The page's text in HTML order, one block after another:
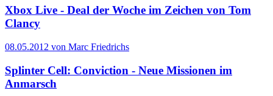
Xbox Live - Deal der Woche im Zeichen von Tom
Clancy
08.05.2012 von Marc Friedrichs
Splinter Cell: Conviction - Neue Missionen im
Anmarsch